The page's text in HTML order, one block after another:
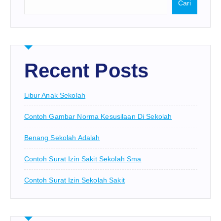
Cari
Recent Posts
Libur Anak Sekolah
Contoh Gambar Norma Kesusilaan Di Sekolah
Benang Sekolah Adalah
Contoh Surat Izin Sakit Sekolah Sma
Contoh Surat Izin Sekolah Sakit